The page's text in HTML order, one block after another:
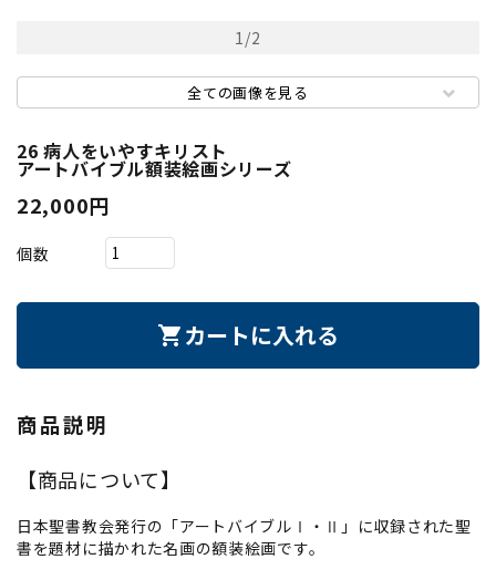
1/2
全ての画像を見る
26 病人をいやすキリスト
アートバイブル額装絵画シリーズ
22,000円
個数
shopping_cart カートに入れる
商品説明
【商品について】
日本聖書教会発行の「アートバイブルⅠ・Ⅱ」に収録された聖
書を題材に描かれた名画の額装絵画です。